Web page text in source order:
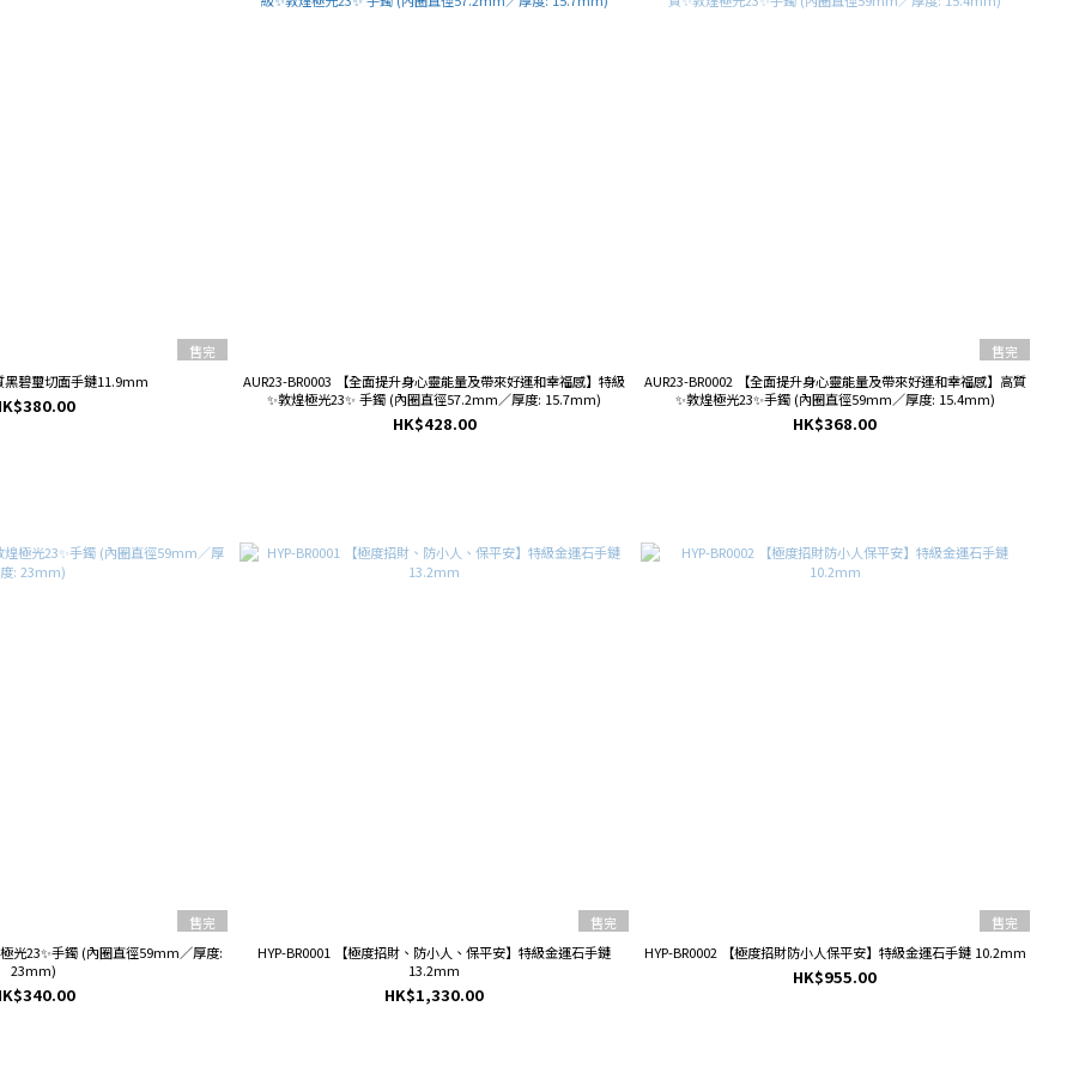
售完
黑碧璽切面手鏈11.9mm
AUR23-BR0003 【全面提升身心靈能量及帶來好運和幸福感】特級
✨敦煌極光23✨ 手鐲 (內圈直徑57.2mm／厚度: 15.7mm)
HK$428.00
售完
AUR23-BR0002 【全面提升身心靈能量及帶來好運和幸福感】高質
✨敦煌極光23✨手鐲 (內圈直徑59mm／厚度: 15.4mm)
HK$368.00
售完
光23✨手鐲 (內圈直徑59mm／厚度:
23mm)
售完
HYP-BR0001 【極度招財、防小人、保平安】特級金運石手鏈
13.2mm
HK$1,330.00
售完
HYP-BR0002 【極度招財防小人保平安】特級金運石手鏈 10.2mm
HK$955.00